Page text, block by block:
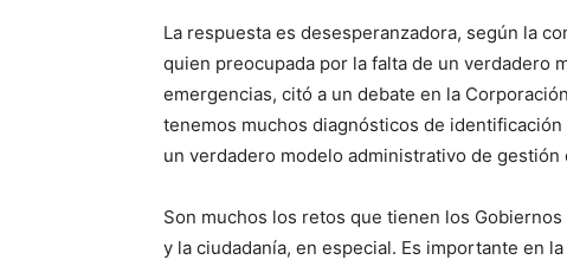
La respuesta es desesperanzadora, según la
quien preocupada por la falta de un verdadero
emergencias, citó a un debate en la
tenemos muchos diagnósticos de
un verdadero modelo administrativo de gestión
Son muchos los retos que tienen los
y la ciudadanía, en especial. Es importante en